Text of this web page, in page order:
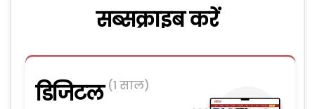
सब्सक्राइब करें
डिजिटल (1 साल)